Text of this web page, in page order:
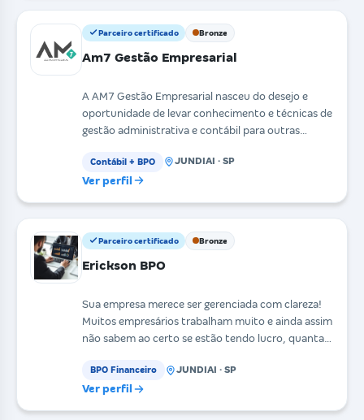
Parceiro certificado Bronze
Am7 Gestão Empresarial
A AM7 Gestão Empresarial nasceu do desejo e
oportunidade de levar conhecimento e técnicas de
gestão administrativa e contábil para outras
Contábil + BPO JUNDIAI · SP
Ver perfil
Parceiro certificado Bronze
Erickson BPO
Sua empresa merece ser gerenciada com clareza!
Muitos empresários trabalham muito e ainda assim
não sabem ao certo se estão tendo lucro, quantas
BPO Financeiro JUNDIAI · SP
Ver perfil